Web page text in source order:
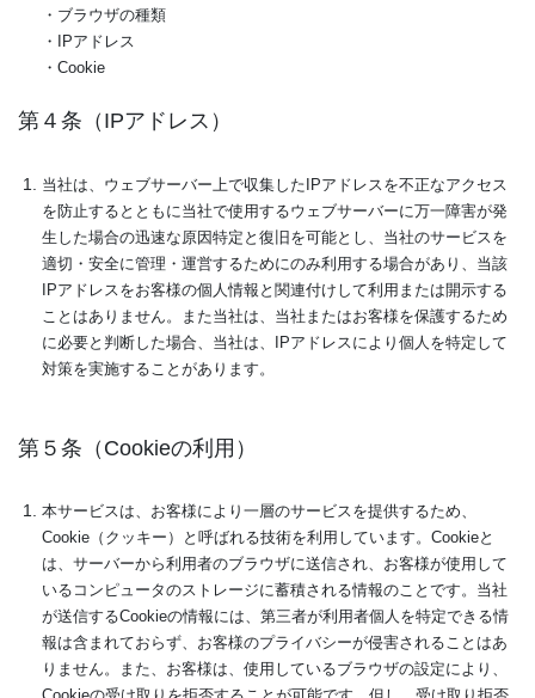
・ブラウザの種類
・IPアドレス
・Cookie
第４条（IPアドレス）
当社は、ウェブサーバー上で収集したIPアドレスを不正なアクセス
を防止するとともに当社で使用するウェブサーバーに万一障害が発
生した場合の迅速な原因特定と復旧を可能とし、当社のサービスを
適切・安全に管理・運営するためにのみ利用する場合があり、当該
IPアドレスをお客様の個人情報と関連付けして利用または開示する
ことはありません。また当社は、当社またはお客様を保護するため
に必要と判断した場合、当社は、IPアドレスにより個人を特定して
対策を実施することがあります。
第５条（Cookieの利用）
本サービスは、お客様により一層のサービスを提供するため、
Cookie（クッキー）と呼ばれる技術を利用しています。Cookieと
は、サーバーから利用者のブラウザに送信され、お客様が使用して
いるコンピュータのストレージに蓄積される情報のことです。当社
が送信するCookieの情報には、第三者が利用者個人を特定できる情
報は含まれておらず、お客様のプライバシーが侵害されることはあ
りません。また、お客様は、使用しているブラウザの設定により、